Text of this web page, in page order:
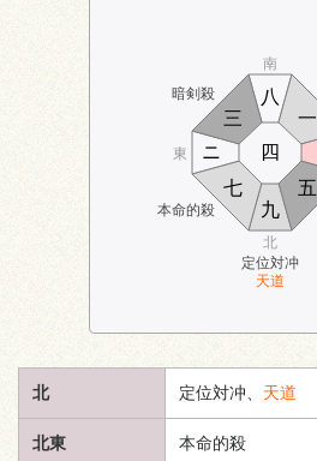
暗剣殺
本命的殺
定位対冲
天道
南
北
東
九
一
ニ
三
四
五
七
八
北 定位対冲、 天道
北東 本命的殺